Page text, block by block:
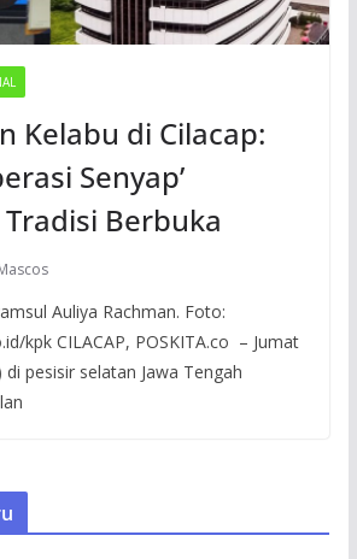
Kelabu di Cilacap:
Senyap’
Berbuka
Auliya Rachman. Foto:
kpk CILACAP, POSKITA.co – Jumat
pesisir selatan Jawa Tengah